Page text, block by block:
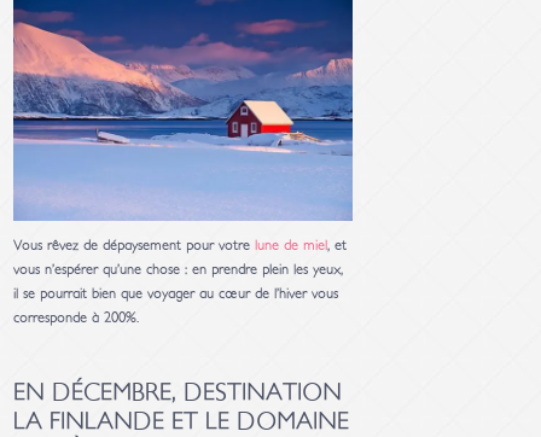
Vous rêvez de dépaysement pour votre lune de miel, et
vous n’espérer qu’une chose : en prendre plein les yeux,
il se pourrait bien que voyager au cœur de l’hiver vous
corresponde à 200%.
EN DÉCEMBRE, DESTINATION
LA FINLANDE ET LE DOMAINE